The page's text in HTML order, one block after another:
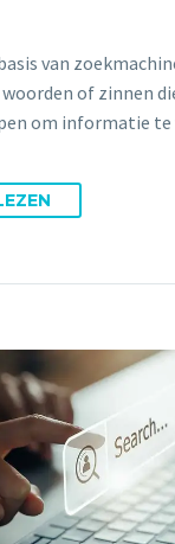
van
woorden of zinnen
om informatie te